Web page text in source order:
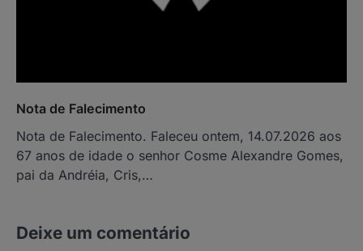
Nota de Falecimento
Nota de Falecimento. Faleceu ontem, 14.07.2026 aos
67 anos de idade o senhor Cosme Alexandre Gomes,
pai da Andréia, Cris,…
Deixe um comentário